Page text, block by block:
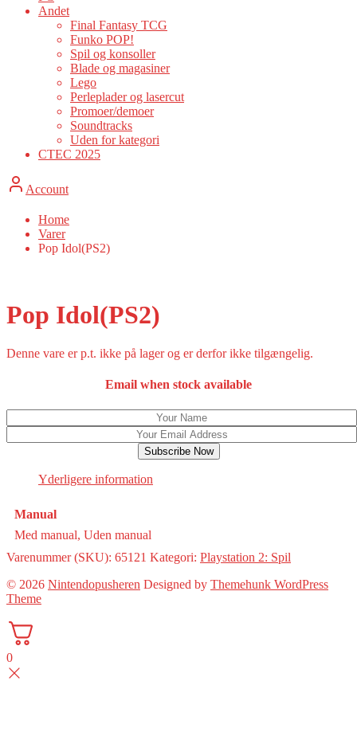
Andet
Final Fantasy TCG
Funko POP!
Spil og konsoller
Blade og magasiner
Lego
Perleplader og lasercut
Promoer/demoer
Soundtracks
Uden for kategori
CTEC 2025
Account
Home
Varer
Pop Idol(PS2)
Pop Idol(PS2)
Denne vare er p.t. ikke på lager og er derfor ikke tilgængelig.
Email when stock available
Subscribe Now
Yderligere information
Manual
Med manual, Uden manual
Varenummer (SKU): 65121 Kategori: Playstation 2: Spil
© 2026 Nintendopusheren Designed by Themehunk WordPress
Theme
0